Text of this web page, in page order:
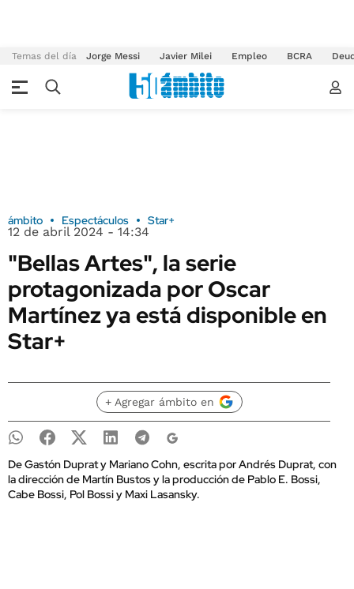
Temas del día Jorge Messi Javier Milei Empleo BCRA
ámbito Espectáculos Star+
12 de abril 2024 - 14:34
"Bellas Artes", la serie
protagonizada por Oscar
Martínez ya está disponible en
Star+
+ Agregar ámbito en
De Gastón Duprat y Mariano Cohn, escrita por Andrés Duprat, con
la dirección de Martín Bustos y la producción de Pablo E. Bossi,
Cabe Bossi, Pol Bossi y Maxi Lasansky.